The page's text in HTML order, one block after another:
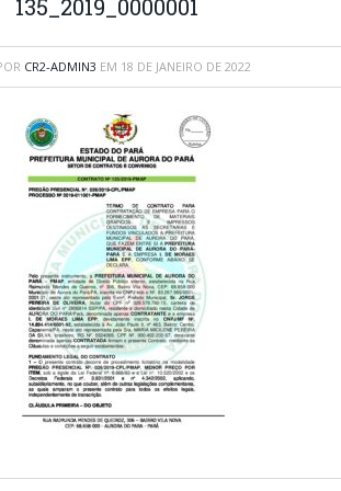
135_2019_0000001
CR2-ADMIN3 EM 18 DE JANEIRO DE 2022